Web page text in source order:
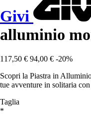
Givi
alluminio
117,50 € 94,00 € -20%
Scopri la Piastra in
tue avventure in solitaria
Taglia
*